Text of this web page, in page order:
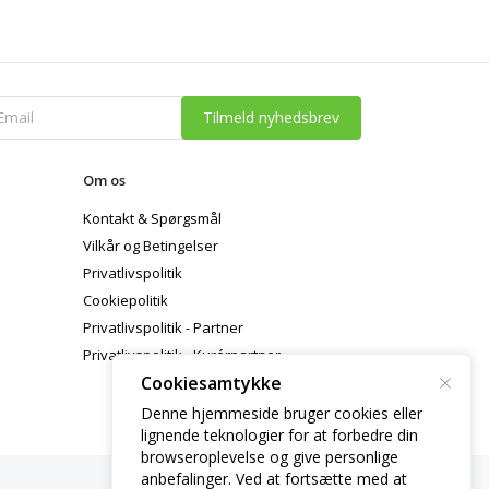
Tilmeld nyhedsbrev
Om os
Kontakt & Spørgsmål
Vilkår og Betingelser
Privatlivspolitik
Cookiepolitik
Privatlivspolitik - Partner
Privatlivspolitik - Kurérpartner
Cookiesamtykke
Denne hjemmeside bruger cookies eller
lignende teknologier for at forbedre din
browseroplevelse og give personlige
anbefalinger. Ved at fortsætte med at